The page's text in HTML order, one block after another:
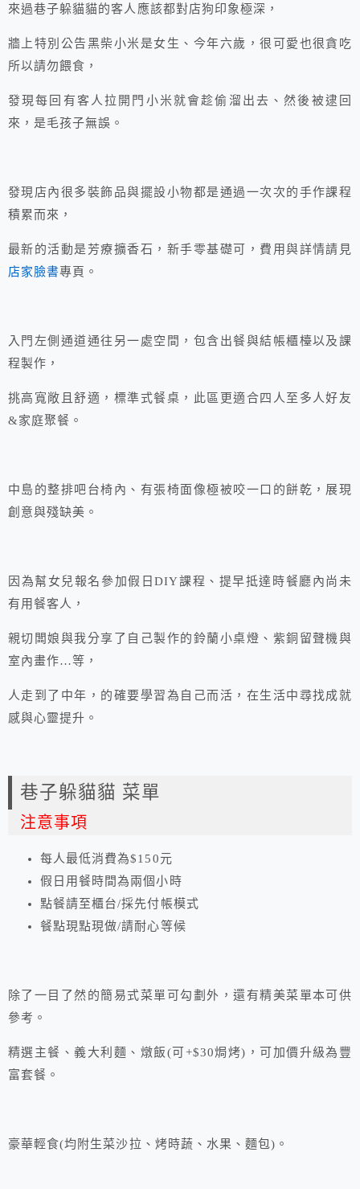
來過巷子躲貓貓的客人應該都對店狗印象極深，
牆上特別公告黑柴小米是女生、今年六歲，很可愛也很貪吃
所以請勿餵食，
發現每回有客人拉開門小米就會趁偷溜出去、然後被逮回
來，是毛孩子無誤。
發現店內很多裝飾品與擺設小物都是通過一次次的手作課程
積累而來，
最新的活動是芳療擴香石，新手零基礎可，費用與詳情請見
店家臉書專頁。
入門左側通道通往另一處空間，包含出餐與結帳櫃檯以及課
程製作，
挑高寬敞且舒適，標準式餐桌，此區更適合四人至多人好友
&家庭聚餐。
中島的整排吧台椅內、有張椅面像極被咬一口的餅乾，展現
創意與殘缺美。
因為幫女兒報名參加假日DIY課程、提早抵達時餐廳內尚未
有用餐客人，
親切闆娘與我分享了自己製作的鈴蘭小桌燈、紫銅留聲機與
室內畫作…等，
人走到了中年，的確要學習為自己而活，在生活中尋找成就
感與心靈提升。
巷子躲貓貓 菜單
注意事項
每人最低消費為$150元
假日用餐時間為兩個小時
點餐請至櫃台/採先付帳模式
餐點現點現做/請耐心等候
除了一目了然的簡易式菜單可勾劃外，還有精美菜單本可供
參考。
精選主餐、義大利麵、燉飯(可+$30焗烤)，可加價升級為豐
富套餐。
豪華輕食(均附生菜沙拉、烤時蔬、水果、麵包)。